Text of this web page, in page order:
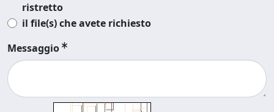
ristretto
il file(s) che avete richiesto
Messaggio